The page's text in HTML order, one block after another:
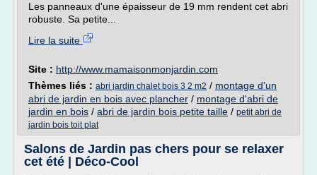
Les panneaux d'une épaisseur de 19 mm rendent cet abri
robuste. Sa petite...
Lire la suite
Site : http://www.mamaisonmonjardin.com
Thèmes liés : abri jardin chalet bois 3 2 m2 / montage d'un
abri de jardin en bois avec plancher / montage d'abri de
jardin en bois / abri de jardin bois petite taille / petit abri de
jardin bois toit plat
Salons de Jardin pas chers pour se relaxer
cet été | Déco-Cool